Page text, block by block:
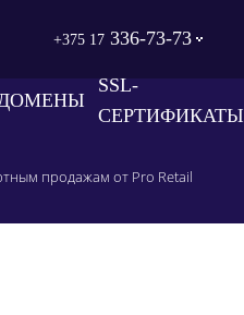
+375 17 336-73-73
SSL-
СЕРТИФИКАТЫ
продажам от Pro Retail